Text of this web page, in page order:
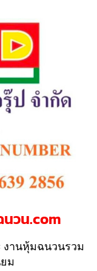
วน.com
งานหุ้มฉนวนรวม
ม